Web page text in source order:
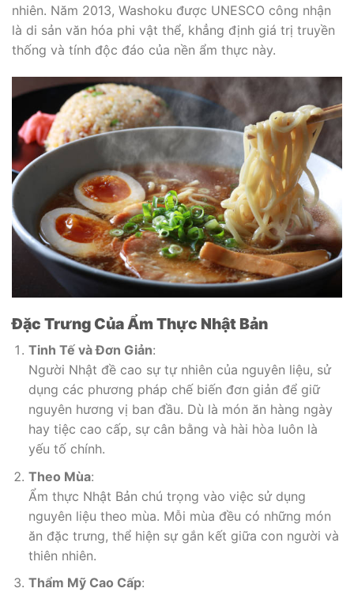
nhiên. Năm 2013, Washoku được UNESCO công nhận
là di sản văn hóa phi vật thể, khẳng định giá trị truyền
thống và tính độc đáo của nền ẩm thực này.
Đặc Trưng Của Ẩm Thực Nhật Bản
Tinh Tế và Đơn Giản:
Người Nhật đề cao sự tự nhiên của nguyên liệu, sử
dụng các phương pháp chế biến đơn giản để giữ
nguyên hương vị ban đầu. Dù là món ăn hàng ngày
hay tiệc cao cấp, sự cân bằng và hài hòa luôn là
yếu tố chính.
Theo Mùa:
Ẩm thực Nhật Bản chú trọng vào việc sử dụng
nguyên liệu theo mùa. Mỗi mùa đều có những món
ăn đặc trưng, thể hiện sự gắn kết giữa con người và
thiên nhiên.
Thẩm Mỹ Cao Cấp: